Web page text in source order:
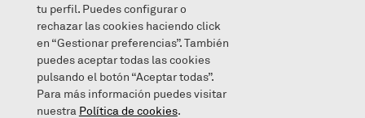
2017/12/20
tu perfil. Puedes configurar o
rechazar las cookies haciendo click
en “Gestionar preferencias”. También
puedes aceptar todas las cookies
pulsando el botón “Aceptar todas”.
Para más información puedes visitar
nuestra Política de cookies.